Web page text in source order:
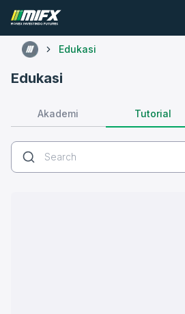
Edukasi
Edukasi
Akademi Tutorial